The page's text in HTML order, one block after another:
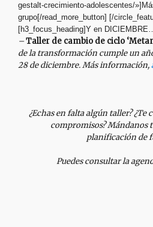
gestalt-crecimiento-adolescentes/
grupo[/read_more_button] [/
[h3_focus_heading]Y en
–Taller de cambio de ciclo
de la transformación cumple un
28 de diciembre. Más información,
¿Echas en falta algún taller?
compromisos? Mándanos
planificación de
Puedes consultar la